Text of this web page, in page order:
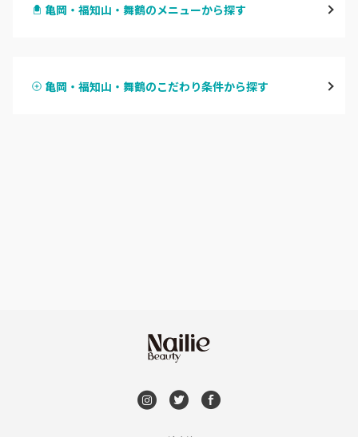
四条河原町・河原町三条
長岡京市・向日市・八幡
亀岡・福知山・舞鶴のメニューから探す
ハンドスカルプ
亀岡・福知山・舞鶴のこだわり条件から探す